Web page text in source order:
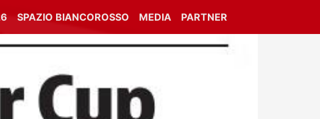
SPAZIO BIANCOROSSO MEDIA PARTNER